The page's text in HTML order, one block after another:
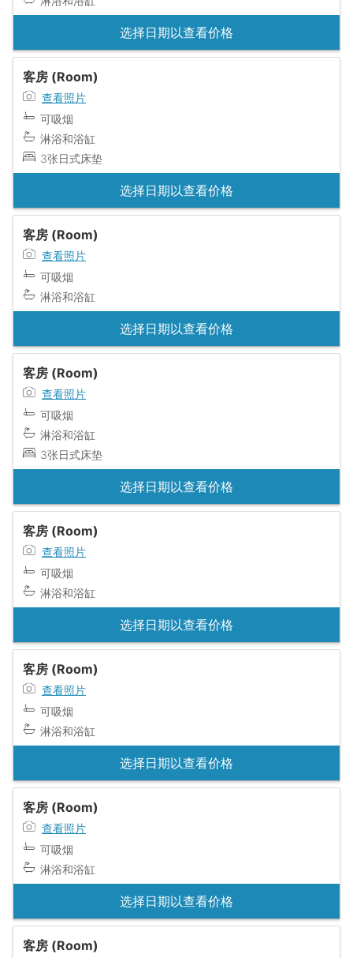
选择日期以查看价格
客房 (Room)
查看照片
可吸烟
淋浴和浴缸
3张日式床垫
选择日期以查看价格
客房 (Room)
查看照片
可吸烟
淋浴和浴缸
选择日期以查看价格
客房 (Room)
查看照片
可吸烟
淋浴和浴缸
3张日式床垫
选择日期以查看价格
客房 (Room)
查看照片
可吸烟
淋浴和浴缸
选择日期以查看价格
客房 (Room)
查看照片
可吸烟
淋浴和浴缸
选择日期以查看价格
客房 (Room)
查看照片
可吸烟
淋浴和浴缸
选择日期以查看价格
客房 (Room)